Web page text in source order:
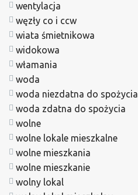
wentylacja
węzły co i ccw
wiata śmietnikowa
widokowa
włamania
woda
woda niezdatna do spożycia
woda zdatna do spożycia
wolne
wolne lokale mieszkalne
wolne mieszkania
wolne mieszkanie
wolny lokal